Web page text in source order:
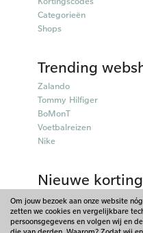
Categorieën
Shops
Trending
Zalando
Tommy Hilfiger
BoMonT
Voetbalreizen
Nike
Nieuwe
50plusmobiel
Parfumado kortingscodes
Fitpen kortingscodes
Om jouw bezoek aan onze website
zetten we cookies en vergelijkbare
persoonsgegevens en volgen wij en